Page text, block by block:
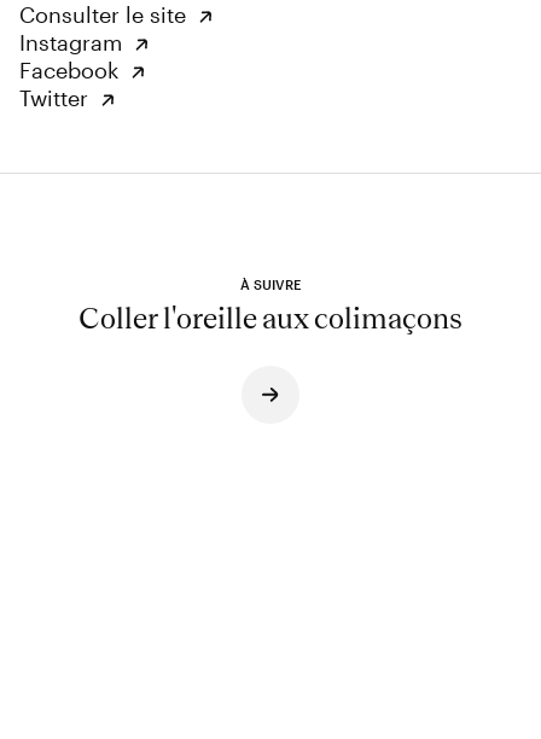
Consulter le site
Instagram
Facebook
Twitter
À SUIVRE
Coller l'oreille aux colimaçons